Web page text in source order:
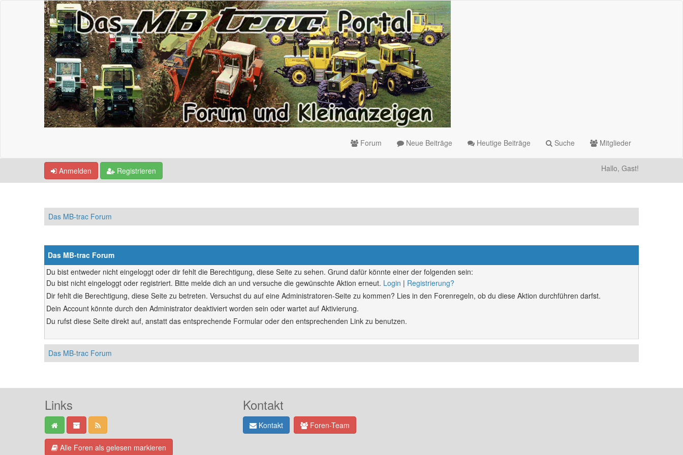
Forum Neue Beiträge Heutige Beiträge Suche Mitglieder
Anmelden Registrieren Hallo, Gast!
Das MB-trac Forum
Das MB-trac Forum
Du bist entweder nicht eingeloggt oder dir fehlt die Berechtigung, diese Seite zu sehen. Grund dafür könnte einer der folgenden sein:
Du bist nicht eingeloggt oder registriert. Bitte melde dich an und versuche die gewünschte Aktion erneut. Login | Registrierung?
Dir fehlt die Berechtigung, diese Seite zu betreten. Versuchst du auf eine Administratoren-Seite zu kommen? Lies in den Forenregeln, ob du diese Aktion durchführen darfst.
Dein Account könnte durch den Administrator deaktiviert worden sein oder wartet auf Aktivierung.
Du rufst diese Seite direkt auf, anstatt das entsprechende Formular oder den entsprechenden Link zu benutzen.
Das MB-trac Forum
Links
Alle Foren als gelesen markieren
Kontakt
Kontakt Foren-Team